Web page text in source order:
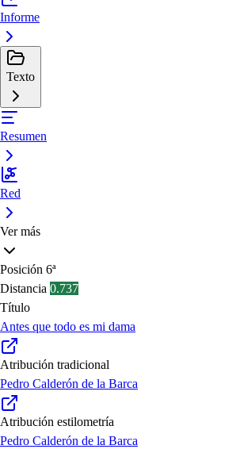
Informe
Texto
Resumen
Red
Ver más
Posición 6ª
Distancia 0.737
Título
Antes que todo es mi dama
Atribución tradicional
Pedro Calderón de la Barca
Atribución estilometría
Pedro Calderón de la Barca